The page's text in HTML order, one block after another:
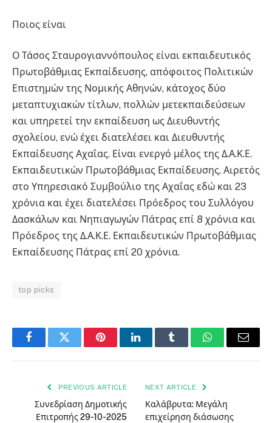
Ποιος είναι
Ο Τάσος Σταυρογιαννόπουλος είναι εκπαιδευτικός
Πρωτοβάθμιας Εκπαίδευσης, απόφοιτος Πολιτικών
Επιστημών της Νομικής Αθηνών, κάτοχος δύο
μεταπτυχιακών τίτλων, πολλών μετεκπαιδεύσεων
και υπηρετεί την εκπαίδευση ως Διευθυντής
σχολείου, ενώ έχει διατελέσει και Διευθυντής
Εκπαίδευσης Αχαΐας. Είναι ενεργό μέλος της Δ.Α.Κ.Ε.
Εκπαιδευτικών Πρωτοβάθμιας Εκπαίδευσης, Αιρετός
στο Υπηρεσιακό Συμβούλιο της Αχαΐας εδώ και 23
χρόνια και έχει διατελέσει Πρόεδρος του Συλλόγου
Δασκάλων και Νηπιαγωγών Πάτρας επί 8 χρόνια και
Πρόεδρος της Δ.Α.Κ.Ε. Εκπαιδευτικών Πρωτοβάθμιας
Εκπαίδευσης Πάτρας επί 20 χρόνια.
top picks
FacebookTwitter PinterestLinkedInTumblr WhatsAppEmail
PREVIOUS ARTICLE
Συνεδρίαση Δημοτικής
Επιτροπής 29-10-2025
NEXT ARTICLE
Καλάβρυτα: Μεγάλη
επιχείρηση διάσωσης